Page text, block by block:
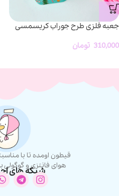
جعبه فلزی طرح جوراب کریسمسی
310,000 تومان
قیطون اومده تا با
هوای فانتزی و گوگولی
شبکه های